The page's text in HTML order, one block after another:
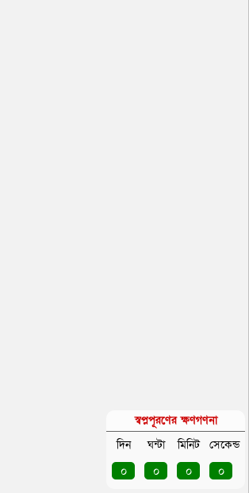
স্বপ্নপূরণের ক্ষণগণনা
দিন
ঘন্টা মিনিট
সেকেন্ড
০
০ ০ ০